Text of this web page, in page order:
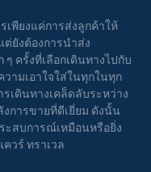
เพียงแค่การส่งลูกค้าให้
ต่ยังต้องการนำส่ง
ครั้งที่เลือกเดินทางไปกับ
ามเอาใจใส่ในทุกในทุก
เดินทางเคล็ดลับระหว่าง
การขายที่ดีเยี่ยม ดังนั้น
ะสบการณ์เหมือนหรือยิ่ง
วร์ ทราเวล